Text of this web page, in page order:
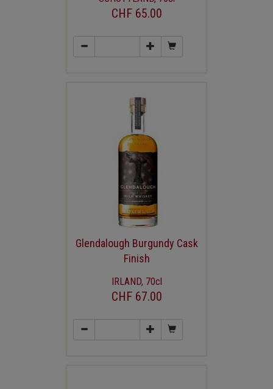
CHF 65.00
Glendalough Burgundy Cask
Finish
IRLAND, 70cl
CHF 67.00